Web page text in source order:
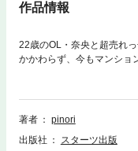
作品情報
22歳のOL・奈央と超売れ
かかわらず、今もマンショ
よ」――付き合っているわ
を作ったりと、郁巳は奈
巳に不安を感じることもあ
を切り捨てられない。しか
奈央の郁巳への気持ちに変
著者
pinori
出版社
スターツ出版